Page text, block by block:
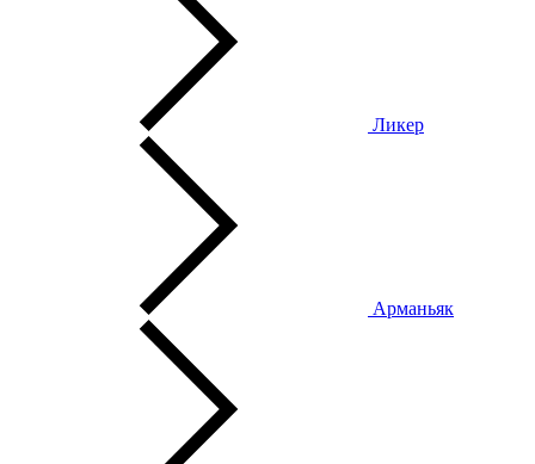
Ликер
Арманьяк